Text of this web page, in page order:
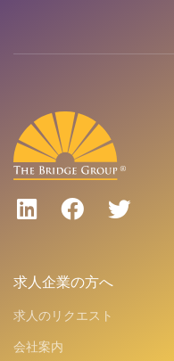
求人企業の方へ
求人のリクエスト
会社案内